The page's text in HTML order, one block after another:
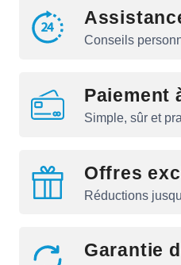
Conseils
Paiement
Simple, sûr et
Offres
Réductions
Garantie